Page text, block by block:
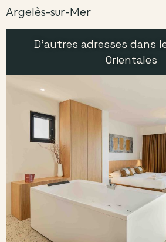
Argelès-sur-Mer
D'autres adresses dans
Orientales